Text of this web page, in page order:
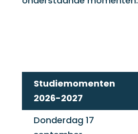
Studiemomenten
2026-2027
Donderdag 17